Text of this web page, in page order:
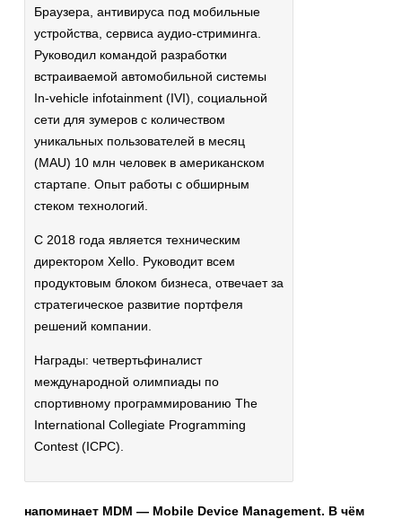
Браузера, антивируса под мобильные
устройства, сервиса аудио-стриминга.
Руководил командой разработки
встраиваемой автомобильной системы
In-vehicle infotainment (IVI), социальной
сети для зумеров с количеством
уникальных пользователей в месяц
(MAU) 10 млн человек в американском
стартапе. Опыт работы с обширным
стеком технологий.
С 2018 года является техническим
директором Xello. Руководит всем
продуктовым блоком бизнеса, отвечает за
стратегическое развитие портфеля
решений компании.
Награды: четвертьфиналист
международной олимпиады по
спортивному программированию The
International Collegiate Programming
Contest (ICPC).
напоминает MDM — Mobile Device Management. В чём